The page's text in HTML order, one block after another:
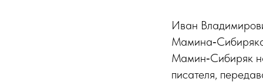
Иван
Мамин‑Сибиряк
писателя,